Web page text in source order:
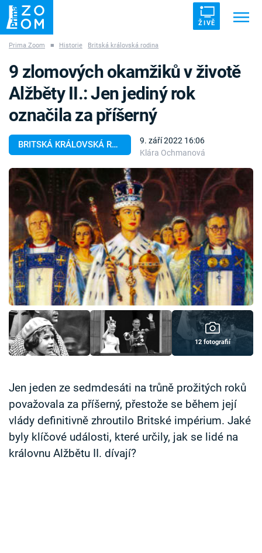
ŽIVĚ
ZÁHADY VETŘELCI DÁVNOVĚKU
Témata
Témata
Pořady
TV Program
Časopis
Sledujte prima+
Přihlášení
Sledujte nás
Prima Zoom ■ Historie Britská královská rodina
BRITSKÁ KRÁLOVSKÁ RODINA
9. září 2022 16:06
Klára Ochmanová
9 zlomových okamžiků v životě
Alžběty II.: Jen jediný rok
označila za příšerný
12 fotografií
Jen jeden ze sedmdesáti na trůně prožitých roků
považovala za příšerný, přestože se během její
vlády definitivně zhroutilo Britské impérium. Jaké
byly klíčové události, které určily, jak se lidé na
královnu Alžbětu II. dívají?